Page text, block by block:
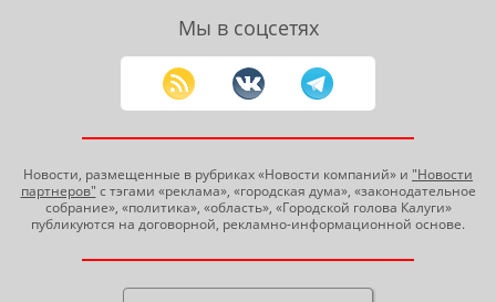
Мы в соцсетях
Новости, размещенные в рубриках «Новости компаний» и "Новости
партнеров" с тэгами «реклама», «городская дума», «законодательное
собрание», «политика», «область», «Городской голова Калуги»
публикуются на договорной, рекламно-информационной основе.